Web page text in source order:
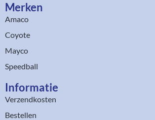
Merken
Amaco
Coyote
Mayco
Speedball
Informatie
Verzendkosten
Bestellen